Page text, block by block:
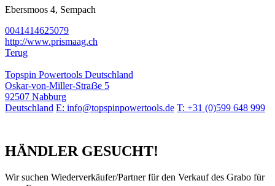
Ebersmoos 4, Sempach
0041414625079
http://www.prismaag.ch
Terug
Topspin Powertools Deutschland
Oskar-von-Miller-Straẞe 5
92507 Nabburg
Deutschland E: info@topspinpowertools.de T: +31 (0)599 648 999
HÄNDLER GESUCHT!
Wir suchen Wiederverkäufer/Partner für den Verkauf des Grabo für